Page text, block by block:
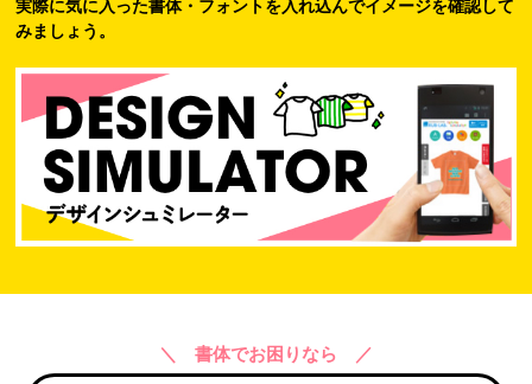
実際に気に入った書体・フォントを入れ込んでイメージを確認して
みましょう。
＼ 書体でお困りなら ／